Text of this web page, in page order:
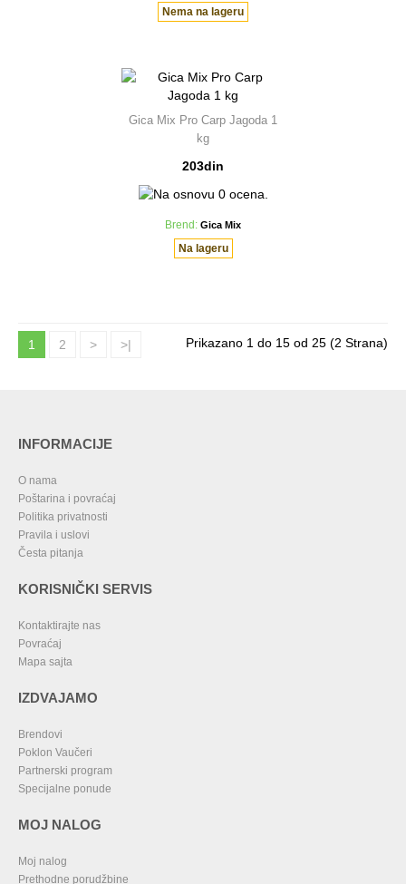
Nema na lageru
Gica Mix Pro Carp Jagoda 1
kg
203din
Brend: Gica Mix
Na lageru
1 2 > >| Prikazano 1 do 15 od 25 (2 Strana)
INFORMACIJE
O nama
Poštarina i povraćaj
Politika privatnosti
Pravila i uslovi
Česta pitanja
KORISNIČKI SERVIS
Kontaktirajte nas
Povraćaj
Mapa sajta
IZDVAJAMO
Brendovi
Poklon Vaučeri
Partnerski program
Specijalne ponude
MOJ NALOG
Moj nalog
Prethodne porudžbine